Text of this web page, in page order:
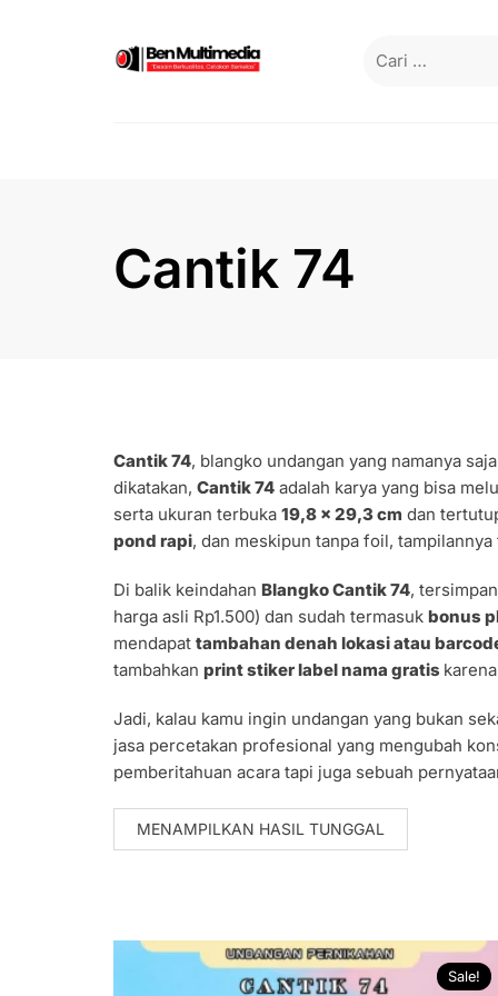
Cantik 74
Cantik 74, blangko undangan yang namanya
dikatakan, Cantik 74 adalah karya yang bisa
serta ukuran terbuka 19,8 x 29,3 cm dan
pond rapi, dan meskipun tanpa foil,
Di balik keindahan Blangko Cantik 74,
harga asli Rp1.500) dan sudah termasuk bonus
mendapat tambahan denah lokasi atau
tambahkan print stiker label nama gratis
Jadi, kalau kamu ingin undangan yang bukan
jasa percetakan profesional yang mengubah
pemberitahuan acara tapi juga sebuah
MENAMPILKAN HASIL TUNGGAL
Sale!